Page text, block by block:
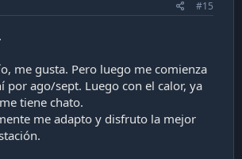
#15
me gusta. Pero luego me comienza
por ago/sept. Luego con el calor, ya
tiene chato.
me adapto y disfruto la mejor